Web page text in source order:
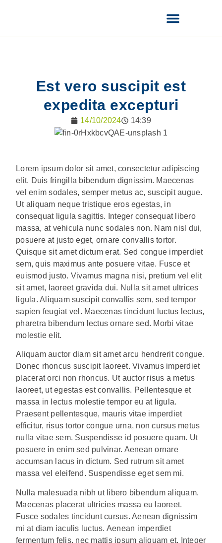
Est vero suscipit est
expedita excepturi
14/10/2024 14:39
Lorem ipsum dolor sit amet, consectetur adipiscing
elit. Duis fringilla bibendum dignissim. Maecenas
vel enim sodales, semper metus ac, suscipit augue.
Ut aliquam neque tristique eros egestas, in
consequat ligula sagittis. Integer consequat libero
massa, at vehicula nunc sodales non. Nam nisl dui,
posuere at justo eget, ornare convallis tortor.
Quisque sit amet dictum erat. Sed congue imperdiet
sem, quis maximus ante posuere vitae. Fusce et
euismod justo. Vivamus magna nisi, pretium vel elit
sit amet, laoreet gravida dui. Nulla sit amet ultrices
ligula. Aliquam suscipit convallis sem, sed tempor
sapien feugiat vel. Maecenas tincidunt luctus lectus,
pharetra bibendum lectus ornare sed. Morbi vitae
molestie elit.
Aliquam auctor diam sit amet arcu hendrerit congue.
Donec rhoncus suscipit laoreet. Vivamus imperdiet
placerat orci non rhoncus. Ut auctor risus a metus
laoreet, ut egestas est convallis. Pellentesque et
massa in lectus molestie tempor eu at ligula.
Praesent pellentesque, mauris vitae imperdiet
efficitur, risus tortor congue urna, non cursus metus
nulla vitae sem. Suspendisse id posuere quam. Ut
posuere in enim sed pulvinar. Aenean ornare
accumsan lacus in dictum. Sed rutrum sit amet
massa vel eleifend. Suspendisse eget sem mi.
Nulla malesuada nibh ut libero bibendum aliquam.
Maecenas placerat ultricies massa eu laoreet.
Fusce sodales tincidunt cursus. Aenean dignissim
mi at diam iaculis luctus. Aenean imperdiet
fermentum felis, nec mattis ipsum aliquam et. Integer